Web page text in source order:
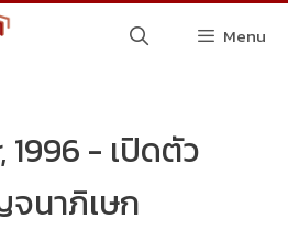
Menu
1996 - เปิดตัว
นาภิเษก